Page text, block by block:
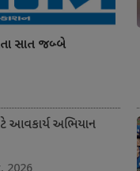
સાત જબ્બે
આવકાર્ય અભિયાન
2026